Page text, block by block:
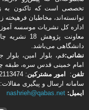
تخصصی است که تاکنون به
توانسته‌اند، مخاطبان فرهیخته‌
اداره كل نشریات موسسه
معاونت
دانشگاهی می‌باشد.
نشانی:قم، بلوار امین،
امام خمینی قدس سره، طبقه
تلفن: امور مشتركین: 32113474
سامانه ارسال و پیگیری مقالات:
ایمیل: nashrieh@qabas.net